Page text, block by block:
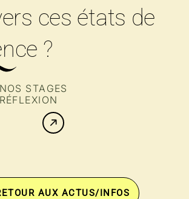
ces états de
?
NOS STAGES
RÉFLEXION
AUX ACTUS/INFOS